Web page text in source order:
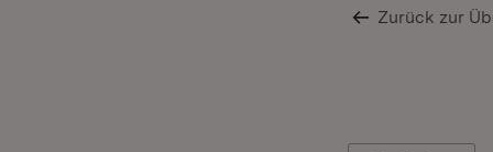
Zurück zur